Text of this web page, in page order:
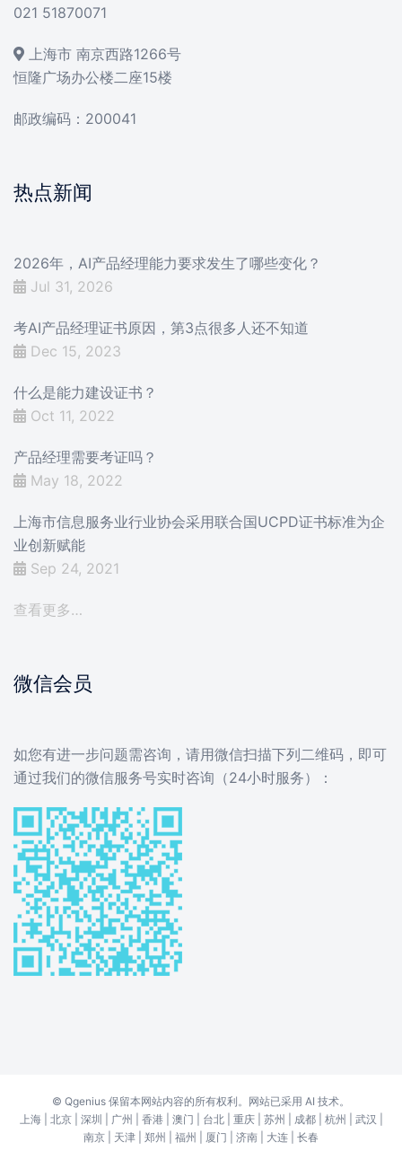
021 51870071
上海市 南京西路1266号
恒隆广场办公楼二座15楼
邮政编码：200041
热点新闻
2026年，AI产品经理能力要求发生了哪些变化？
Jul 31, 2026
考AI产品经理证书原因，第3点很多人还不知道
Dec 15, 2023
什么是能力建设证书？
Oct 11, 2022
产品经理需要考证吗？
May 18, 2022
上海市信息服务业行业协会采用联合国UCPD证书标准为企
业创新赋能
Sep 24, 2021
查看更多…
微信会员
如您有进一步问题需咨询，请用微信扫描下列二维码，即可
通过我们的微信服务号实时咨询（24小时服务）：
© Qgenius 保留本网站内容的所有权利。网站已采用 AI 技术。
上海| 北京| 深圳 广州 香港| 澳门 台北| 重庆| 苏州 成都| 杭州 武汉
南京
天津 郑州 福州 厦门 济南 大连
长春